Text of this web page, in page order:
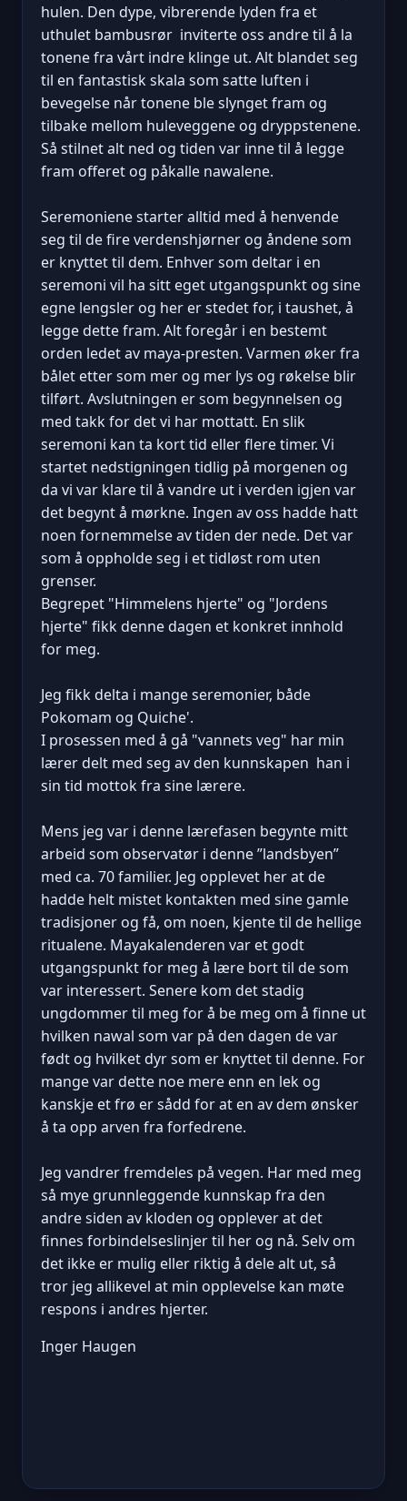
hulen. Den dype, vibrerende lyden fra et
uthulet bambusrør inviterte oss andre til å la
tonene fra vårt indre klinge ut. Alt blandet seg
til en fantastisk skala som satte luften i
bevegelse når tonene ble slynget fram og
tilbake mellom huleveggene og dryppstenene.
Så stilnet alt ned og tiden var inne til å legge
fram offeret og påkalle nawalene.
Seremoniene starter alltid med å henvende
seg til de fire verdenshjørner og åndene som
er knyttet til dem. Enhver som deltar i en
seremoni vil ha sitt eget utgangspunkt og sine
egne lengsler og her er stedet for, i taushet, å
legge dette fram. Alt foregår i en bestemt
orden ledet av maya-presten. Varmen øker fra
bålet etter som mer og mer lys og røkelse blir
tilført. Avslutningen er som begynnelsen og
med takk for det vi har mottatt. En slik
seremoni kan ta kort tid eller flere timer. Vi
startet nedstigningen tidlig på morgenen og
da vi var klare til å vandre ut i verden igjen var
det begynt å mørkne. Ingen av oss hadde hatt
noen fornemmelse av tiden der nede. Det var
som å oppholde seg i et tidløst rom uten
grenser.
Begrepet "Himmelens hjerte" og "Jordens
hjerte" fikk denne dagen et konkret innhold
for meg.
Jeg fikk delta i mange seremonier, både
Pokomam og Quiche'.
I prosessen med å gå "vannets veg" har min
lærer delt med seg av den kunnskapen han i
sin tid mottok fra sine lærere.
Mens jeg var i denne lærefasen begynte mitt
arbeid som observatør i denne ”landsbyen”
med ca. 70 familier. Jeg opplevet her at de
hadde helt mistet kontakten med sine gamle
tradisjoner og få, om noen, kjente til de hellige
ritualene. Mayakalenderen var et godt
utgangspunkt for meg å lære bort til de som
var interessert. Senere kom det stadig
ungdommer til meg for å be meg om å finne ut
hvilken nawal som var på den dagen de var
født og hvilket dyr som er knyttet til denne. For
mange var dette noe mere enn en lek og
kanskje et frø er sådd for at en av dem ønsker
å ta opp arven fra forfedrene.
Jeg vandrer fremdeles på vegen. Har med meg
så mye grunnleggende kunnskap fra den
andre siden av kloden og opplever at det
finnes forbindelseslinjer til her og nå. Selv om
det ikke er mulig eller riktig å dele alt ut, så
tror jeg allikevel at min opplevelse kan møte
respons i andres hjerter.
Inger Haugen